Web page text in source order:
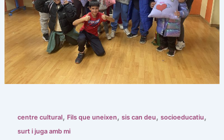
centre cultural, Fils que uneixen, sis can deu, socioeducatiu,
surt i juga amb mi